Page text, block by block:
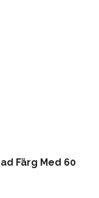
Färg Med 60